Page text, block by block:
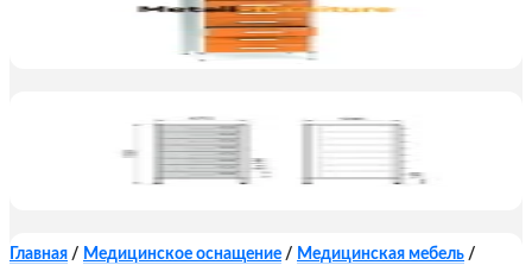
Главная / Медицинское оснащение / Медицинская мебель /